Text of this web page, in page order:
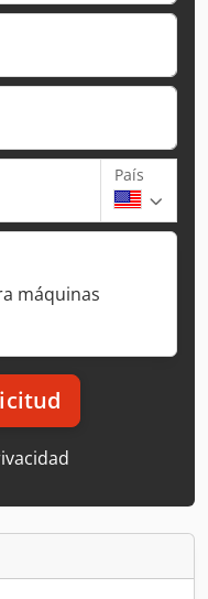
País
máquinas